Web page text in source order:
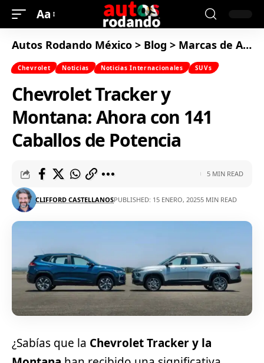
Aa
Autos Rodando México > Blog > Marcas de Autos
Chevrolet Noticias Noticias Internacionales SUVs
Chevrolet Tracker y
Montana: Ahora con 141
Caballos de Potencia
CLIFFORD CASTELLANOSPUBLISHED: 15 ENERO, 20255 MIN READ
5 MIN READ
¿Sabías que la Chevrolet Tracker y la